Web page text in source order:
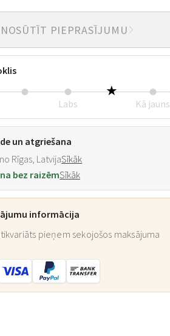
NOSŪTĪT PIEPRASĪJUMU
Labs Kā jauns
un atgriešana
Rīgas, LatvijaSīkāk
bez raizēmSīkāk
informācija
pieņem sekojošos maksājuma